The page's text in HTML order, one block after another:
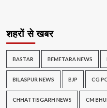
शहरों से खबर
BASTAR BEMETARA NEWS
BILASPUR NEWS BJP CG
CHHATTISGARH NEWS CM